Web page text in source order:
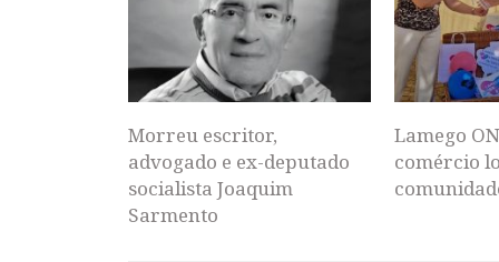
Morreu escritor,
advogado e ex-deputado
socialista Joaquim
Sarmento
Lamego
comércio